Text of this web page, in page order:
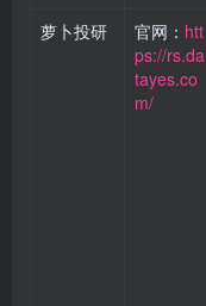
萝卜投研 官网： htt
ps://rs.da
tayes.co
m/